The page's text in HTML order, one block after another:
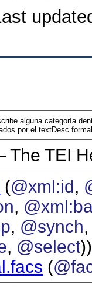
alguna categoría
por el textDesc
The TEI
(@xml:id,
,
, @synch
, @select
(